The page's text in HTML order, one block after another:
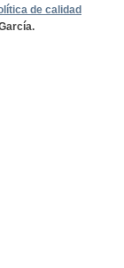
de calidad